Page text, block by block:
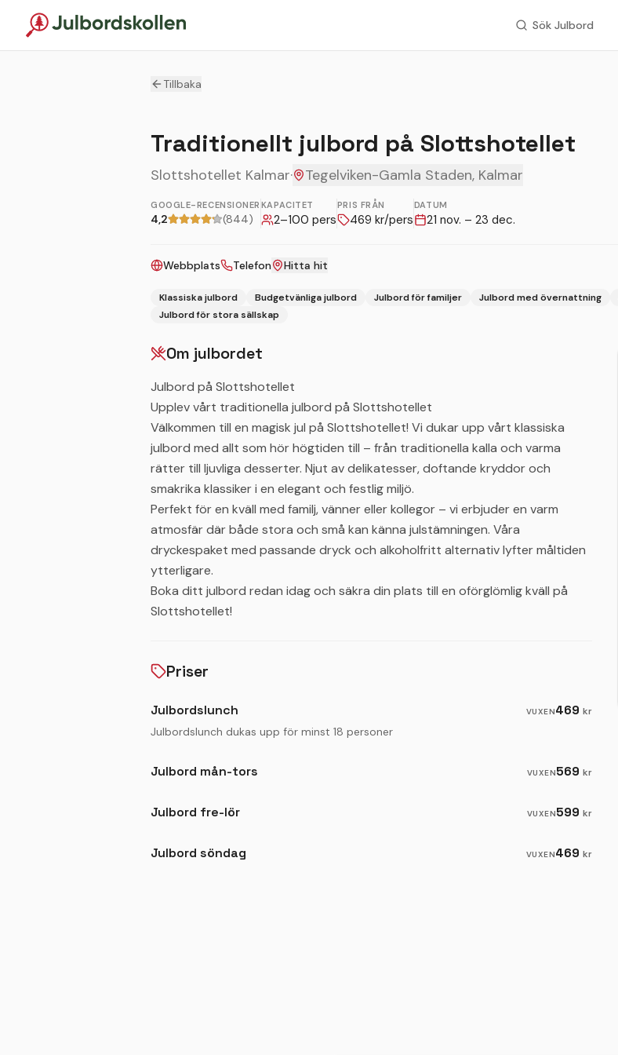
Sök Julbord
Tillbaka
Traditionellt julbord på Slottshotellet
Slottshotellet Kalmar· Tegelviken-Gamla Staden, Kalmar
GOOGLE-RECENSIONER
4,2 (844)
KAPACITET
2–100 pers
PRIS FRÅN
469 kr/pers
DATUM
21 nov. – 23 dec.
Webbplats Telefon Hitta hit
Klassiska julbord Budgetvänliga julbord Julbord för familjer Julbord med övernattning
Julbord för stora sällskap
Om julbordet
Julbord på Slottshotellet
Upplev vårt traditionella julbord på Slottshotellet
Välkommen till en magisk jul på Slottshotellet! Vi dukar upp vårt klassiska
julbord med allt som hör högtiden till – från traditionella kalla och varma
rätter till ljuvliga desserter. Njut av delikatesser, doftande kryddor och
smakrika klassiker i en elegant och festlig miljö.
Perfekt för en kväll med familj, vänner eller kollegor – vi erbjuder en varm
atmosfär där både stora och små kan känna julstämningen. Våra
dryckespaket med passande dryck och alkoholfritt alternativ lyfter måltiden
ytterligare.
Boka ditt julbord redan idag och säkra din plats till en oförglömlig kväll på
Slottshotellet!
Priser
Julbordslunch VUXEN469 kr
Julbordslunch dukas upp för minst 18 personer
Julbord mån-tors VUXEN569 kr
Julbord fre-lör VUXEN599 kr
Julbord söndag VUXEN469 kr